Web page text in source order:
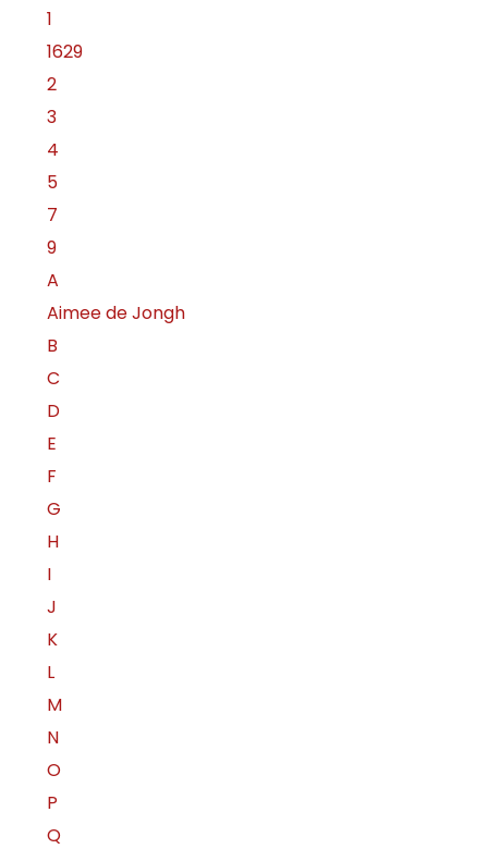
1
1629
2
3
4
5
7
9
A
Aimee de Jongh
B
C
D
E
F
G
H
I
J
K
L
M
N
O
P
Q